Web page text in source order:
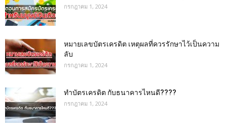
กรกฎาคม 1, 2024
หมายเลขบัตรเครดิต เหตุผลที่ควรรักษาไว้เป็นความ
ลับ
กรกฎาคม 1, 2024
ทำบัตรเครดิต กับธนาคารไหนดี????
กรกฎาคม 1, 2024